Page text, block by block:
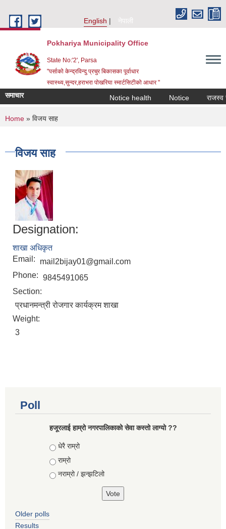
English
नेपाली
Pokhariya Municipality Office
State No:'2', Parsa
"पर्साको केन्द्रविन्दु प्रचुर बिकासका पूर्वाधार
स्वास्थ्य,सुन्दर,हराभरा पोखरिया स्मार्टसिटीको आधार "
समाचार Notice health Notice राजस्व
You are here
Home » विजय साह
विजय साह
Designation:
शाखा अधिकृत
Email:
mail2bijay01@gmail.com
Phone: 9845491065
Section:
प्रधानमन्त्री रोजगार कार्यक्रम शाखा
Weight:
3
Poll
हजूरलाई हाम्रो नगरपालिकाको सेवा कस्तो लाग्यो ??
Choices
धेरै राम्रो
राम्रो
नराम्रो / झन्झटिलो
Older polls
Results